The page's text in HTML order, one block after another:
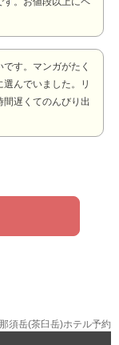
す。マンガがたく
んでいました。リ
遅くてのんびり出
那須岳(茶臼岳)ホテル予約